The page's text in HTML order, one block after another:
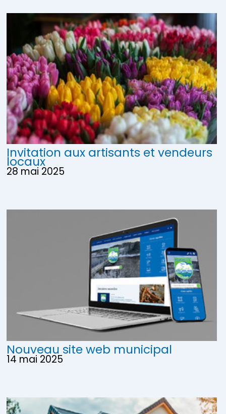
Invitation aux artisants et vendeurs
locaux
28 mai 2025
Nouveau site web municipal
14 mai 2025